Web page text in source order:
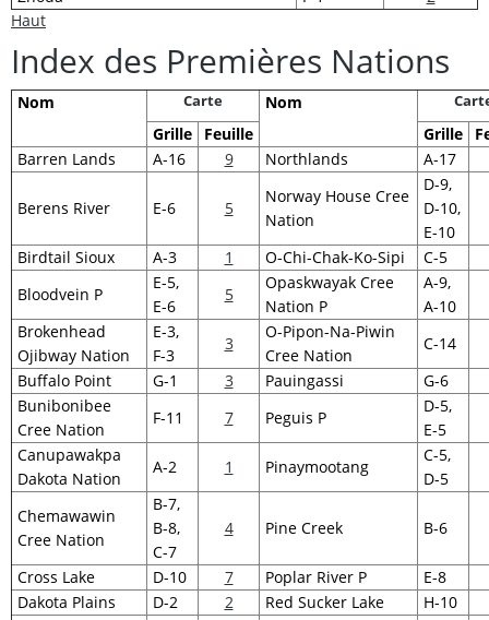
Haut
Index des Premières Nations
Nom Carte Nom
Grille Feuille Grille
Barren Lands
A-16 9 Northlands A-17
Berens River E-6 5
Norway House Cree
Nation
D-9,
D-10,
E-10
Birdtail Sioux
A-3 1 O-Chi-Chak-Ko-Sipi
C-5
Bloodvein P
E-5,
E-6
5
Opaskwayak Cree
Nation P
A-9,
A-10
Brokenhead
Ojibway Nation
E-3,
F-3
3
O-Pipon-Na-Piwin
Cree Nation
C-14
Buffalo Point
G-1 3 Pauingassi
G-6
Bunibonibee
Cree Nation
F-11 7 Peguis P
D-5,
E-5
Canupawakpa
Dakota Nation
A-2 1 Pinaymootang
C-5,
D-5
Chemawawin
Cree Nation
B-7,
B-8,
C-7
4 Pine Creek B-6
Cross Lake D-10 7 Poplar River P
E-8
Dakota Plains
D-2 2 Red Sucker Lake
H-10